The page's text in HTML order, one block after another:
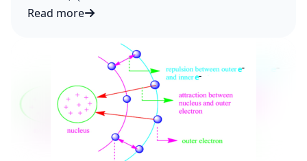
Read more
ঘুমের পেছনের বিজ্ঞান